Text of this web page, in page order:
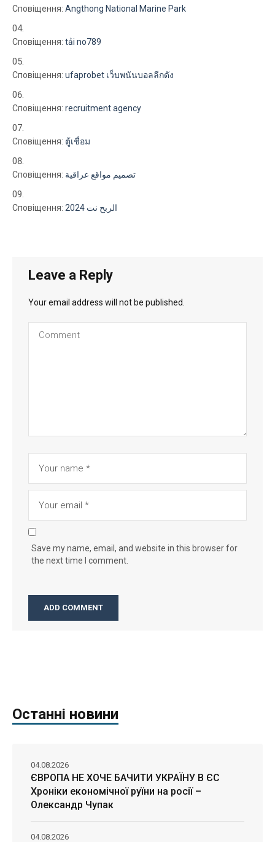
Сповіщення: Angthong National Marine Park
Сповіщення: tải no789
Сповіщення: ufaprobet เว็บพนันบอลลีกดัง
Сповіщення: recruitment agency
Сповіщення: ตู้เชื่อม
Сповіщення: تصميم مواقع عراقية
Сповіщення: الربح نت 2024
Leave a Reply
Your email address will not be published.
Save my name, email, and website in this browser for
the next time I comment.
Останні новини
ЄВРОПА НЕ ХОЧЕ БАЧИТИ УКРАЇНУ В ЄС
Хроніки економічної руїни на росії –
Олександр Чупак
04.08.2026
04.08.2026